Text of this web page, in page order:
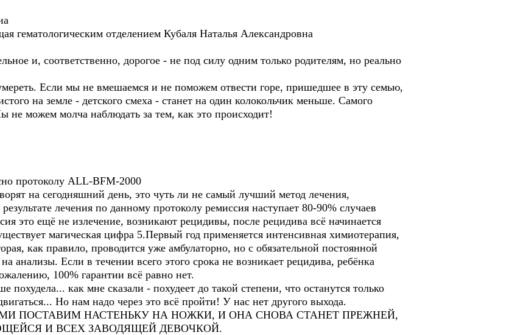
гематологическим отделением Кубаля Наталья Александровна
и, соответственно, дорогое - не под силу одним только родителям, но реально
Если мы не вмешаемся и не поможем отвести горе, пришедшее в эту семью,
на земле - детского смеха - станет на один колокольчик меньше. Самого
не можем молча наблюдать за тем, как это происходит!
протоколу ALL-BFM-2000
на сегодняшний день, это чуть ли не самый лучший метод лечения,
лечения по данному протоколу ремиссия наступает 80-90% случаев
это ещё не излечение, возникают рецидивы, после рецидива всё начинается
магическая цифра 5.Первый год применяется интенсивная химиотерапия,
как правило, проводится уже амбулаторно, но с обязательной постоянной
анализы. Если в течении всего этого срока не возникает рецидива, ребёнка
100% гарантии всё равно нет.
как мне сказали - похудеет до такой степени, что останутся только
Но нам надо через это всё пройти! У нас нет другого выхода.
ПОСТАВИМ НАСТЕНЬКУ НА НОЖКИ, И ОНА СНОВА СТАНЕТ ПРЕЖНЕЙ,
И ВСЕХ ЗАВОДЯЩЕЙ ДЕВОЧКОЙ.